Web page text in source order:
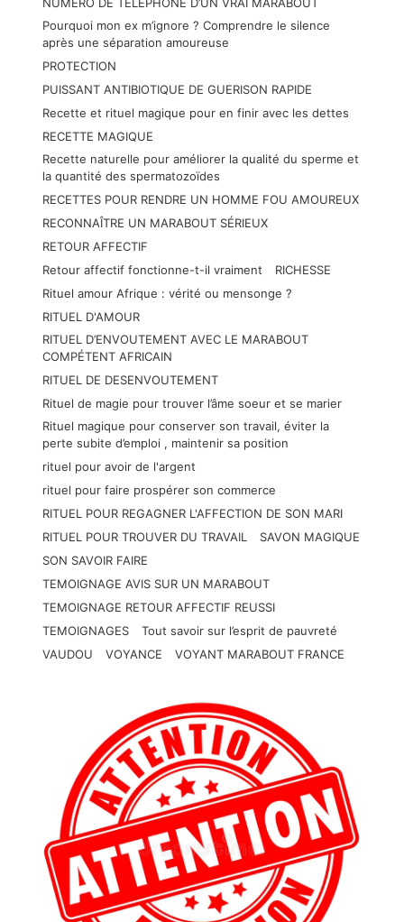
Pourquoi mon ex m’ignore ? Comprendre le silence
après une séparation amoureuse
PROTECTION
PUISSANT ANTIBIOTIQUE DE GUERISON RAPIDE
Recette et rituel magique pour en finir avec les dettes
RECETTE MAGIQUE
Recette naturelle pour améliorer la qualité du sperme et
la quantité des spermatozoïdes
RECETTES POUR RENDRE UN HOMME FOU AMOUREUX
RECONNAÎTRE UN MARABOUT SÉRIEUX
RETOUR AFFECTIF
Retour affectif fonctionne-t-il vraiment
RICHESSE
Rituel amour Afrique : vérité ou mensonge ?
RITUEL D'AMOUR
RITUEL D’ENVOUTEMENT AVEC LE MARABOUT
COMPÉTENT AFRICAIN
RITUEL DE DESENVOUTEMENT
Rituel de magie pour trouver l’âme soeur et se marier
Rituel magique pour conserver son travail, éviter la
perte subite d’emploi , maintenir sa position
rituel pour avoir de l'argent
rituel pour faire prospérer son commerce
RITUEL POUR REGAGNER L'AFFECTION DE SON MARI
RITUEL POUR TROUVER DU TRAVAIL
SAVON MAGIQUE
SON SAVOIR FAIRE
TEMOIGNAGE AVIS SUR UN MARABOUT
TEMOIGNAGE RETOUR AFFECTIF REUSSI
TEMOIGNAGES
Tout savoir sur l’esprit de pauvreté
VAUDOU
VOYANCE VOYANT MARABOUT FRANCE